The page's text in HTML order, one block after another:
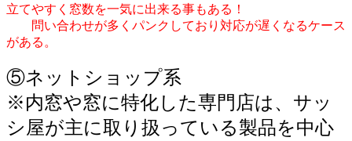
立てやすく窓数を一気に出来る事もある！
問い合わせが多くパンクしており対応が遅くなるケース
がある。
⑤ネットショップ系
※内窓や窓に特化した専門店は、サッ
シ屋が主に取り扱っている製品を中心